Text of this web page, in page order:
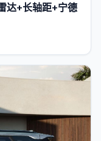
达+长轴距+宁德